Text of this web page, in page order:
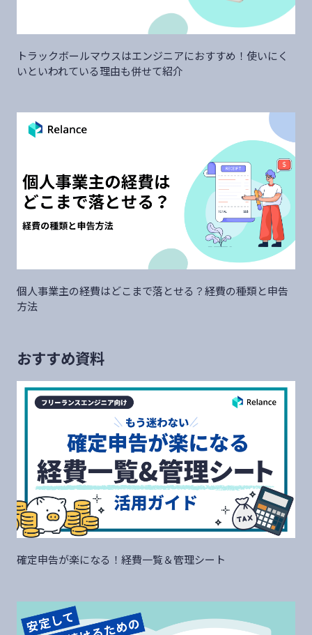
トラックボールマウスはエンジニアにおすすめ！使いにく
いといわれている理由も併せて紹介
個人事業主の経費はどこまで落とせる？経費の種類と申告
方法
おすすめ資料
確定申告が楽になる！経費一覧＆管理シート